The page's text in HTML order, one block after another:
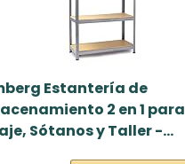
Estantería de
2 en 1 para
Sótanos y Taller -...